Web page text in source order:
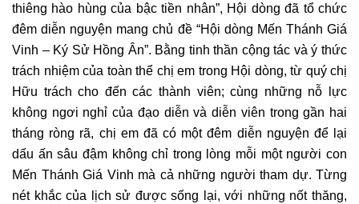
thiêng hào hùng của bậc tiền nhân”, Hội dòng đã tổ chức
đêm diễn nguyện mang chủ đề “Hội dòng Mến Thánh Giá
Vinh – Ký Sử Hồng Ân”. Bằng tinh thần cộng tác và ý thức
trách nhiệm của toàn thể chị em trong Hội dòng, từ quý chị
Hữu trách cho đến các thành viên; cùng những nỗ lực
không ngơi nghỉ của đạo diễn và diễn viên trong gần hai
tháng ròng rã, chị em đã có một đêm diễn nguyện để lại
dấu ấn sâu đậm không chỉ trong lòng mỗi một người con
Mến Thánh Giá Vinh mà cả những người tham dự. Từng
nét khắc của lịch sử được sống lại, với những nốt thăng,